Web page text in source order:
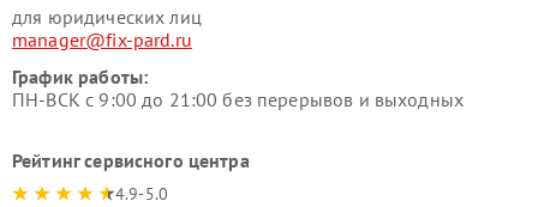
для юридических лиц
manager@fix-pard.ru
График работы:
ПН-ВСК с 9:00 до 21:00 без перерывов и выходных
Рейтинг сервисного центра
4.9-5.0